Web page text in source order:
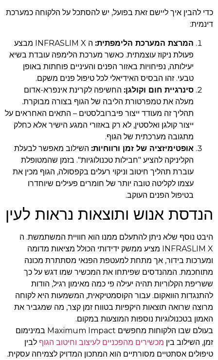
כדי להבין איך ליישם זאת בפועל, יש להסתכל על הלקוחה כמערכת
דינמית:
המרצת המערכת הלימפתית:
ה INFRASLIM X מבצע
פעולת ניקוז עוצמתית. כאשר מערכת הלימפה עובדת בשיא
יעילותה, נפיחויות באזור הפנים והעיניים פוחתות באופן
טבעי. זהו הבסיס האידיאלי לכל טיפול פנים משקם.
סינרגיית חום וקולגן: החשיפה לקרינת אינפרא-אדום
מעלה את טמפרטורת הליבה של הגוף בצורה מבוקרת.
תהליך זה מעודד ייצור פיברובלסטים – התאים האחראים על
ייצור קולגן ואלסטין, לא רק באזורי המגע הישיר אלא כחלק
מתגובה מערכתית של הגוף.
אופטימיזציה של זמן ורווחיות: השילוב מאפשר לבעלת
הקליניקה להציע "חבילות טכנולוגיות". בזמן שהמטופלת
עוברת תהליך חיטוב וניקוי רעלים בקפסולה, הגוף מכין את
עצמו לקליטה טובה יותר של חומרים פעילים שיוחדרו
בטיפול הפנים העוקב.
הנדסת אנוש ותוצאות נראות לעין
היבט נוסף שלא ניתן להתעלם ממנו הוא חוויית המשתמשת. ה
INFRASLIM X מציע ממשק ידידותי הכולל מציאות מדומה
ומערכות בידור, אך מתחת למעטפת הפנאי מסתתרת מכונה
מתוחכמת. המהנדסים שפיתחו את המכשיר שמו דגש על כך
ששריפת הקלוריות תהיה יעילה פי כמה מאימון רגיל, הודות
להתנגדות הוואקום. עבור הקוסמטיקאית, המשמעות היא לקוחה
מרוצה שרואה תוצאות היקפיות בטווח זמן קצר, מה שמגביר את
האמון בטכנולוגיות נוספות המוצעות במקום.
בעולם שבו הלקוחות מחפשים Maximum Impact במינימום
זמן, השילוב בין מכשירים מהפכניים לעיצוב וחיטוב הגוף לבין
טיפולים אסתטיים מסורתיים הוא המתכון המדויק לצמיחה עסקית.